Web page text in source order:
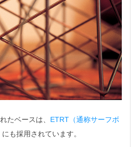
たベースは、 ETRT（通称サーフボ
にも採用されています。